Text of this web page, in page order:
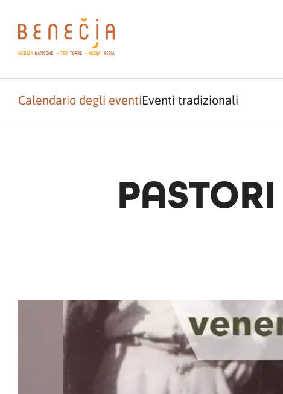
Calendario degli eventiEventi tradizionali